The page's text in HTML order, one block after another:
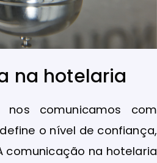
na hotelaria
comunicamos com
o nível de confiança,
comunicação na hotelaria